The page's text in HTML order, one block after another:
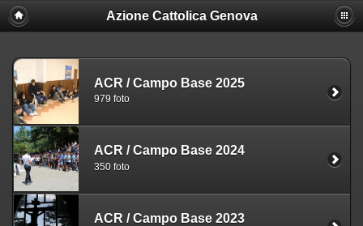
Azione Cattolica Genova
ACR /Campo Base 2025
979 foto
ACR /Campo Base 2024
350 foto
ACR /Campo Base 2023